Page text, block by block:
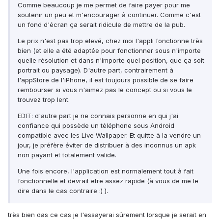
Comme beaucoup je me permet de faire payer pour me
soutenir un peu et m'encourager à continuer. Comme c'est
un fond d'écran ça serait ridicule de mettre de la pub.
Le prix n'est pas trop elevé, chez moi l'appli fonctionne très
bien (et elle a été adaptée pour fonctionner sous n'importe
quelle résolution et dans n'importe quel position, que ça soit
portrait ou paysage). D'autre part, contrairement à
l'appStore de l'iPhone, il est toujours possible de se faire
rembourser si vous n'aimez pas le concept ou si vous le
trouvez trop lent.
EDIT: d'autre part je ne connais personne en qui j'ai
confiance qui possède un téléphone sous Android
compatible avec les Live Wallpaper. Et quitte à la vendre un
jour, je préfère éviter de distribuer à des inconnus un apk
non payant et totalement valide.
Une fois encore, l'application est normalement tout à fait
fonctionnelle et devrait etre assez rapide (à vous de me le
dire dans le cas contraire :) ).
très bien das ce cas je l'essayerai sûrement lorsque je serait en